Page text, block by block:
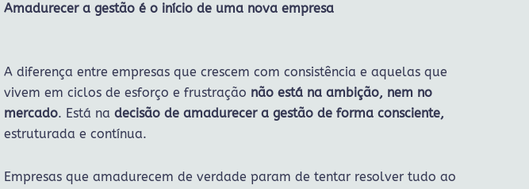
Amadurecer a gestão é o início de uma nova empresa
A diferença entre empresas que crescem com consistência e aquelas que
vivem em ciclos de esforço e frustração não está na ambição, nem no
mercado. Está na decisão de amadurecer a gestão de forma consciente,
estruturada e contínua.
Empresas que amadurecem de verdade param de tentar resolver tudo ao